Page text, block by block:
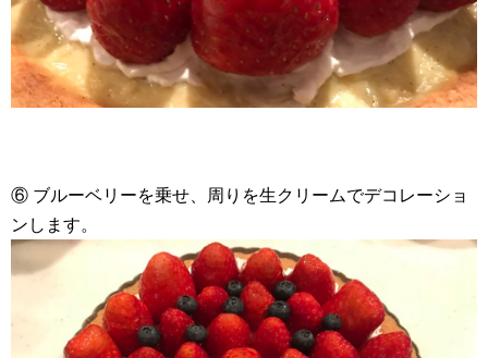
⑥ ブルーベリーを乗せ、周りを生クリームでデコレーショ
ンします。